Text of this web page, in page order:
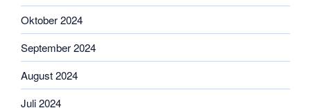
Oktober 2024
September 2024
August 2024
Juli 2024